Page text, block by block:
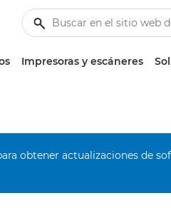
Impresoras y escáneres
obtener actualizaciones de